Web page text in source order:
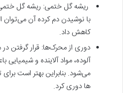
ریشه گل ختمی: ریشه گل
با نوشیدن دم کرده آن می‌توان
کاهش داد.
دوری از محرک‌ها: قرار گرفتن
آلوده، مواد آلاینده و
می‌شود. بنابراین بهتر است
ها دوری کرد.